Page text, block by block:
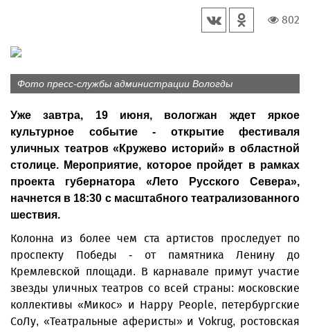
802
Фото пресс-службы администрации Вологды
Уже завтра, 19 июня, вологжан ждет яркое
культурное событие - открытие фестиваля
уличных театров «Кружево историй» в областной
столице. Мероприятие, которое пройдет в рамках
проекта губернатора «Лето Русского Севера»,
начнется в 18:30 с масштабного театрализованного
шествия.
Колонна из более чем ста артистов проследует по
проспекту Победы - от памятника Ленину до
Кремлевской площади. В карнавале примут участие
звезды уличных театров со всей страны: московские
коллективы «Микос» и Happy People, петербургские
СоЛу, «Театральные аферисты» и Vokrug, ростовская